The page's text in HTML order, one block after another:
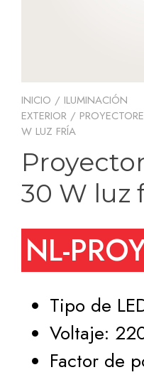
INICIO / ILUMINACIÓN
EXTERIOR /
W LUZ FRÍA
30 W luz
NL-
Tipo de
Voltaje:
Factor de